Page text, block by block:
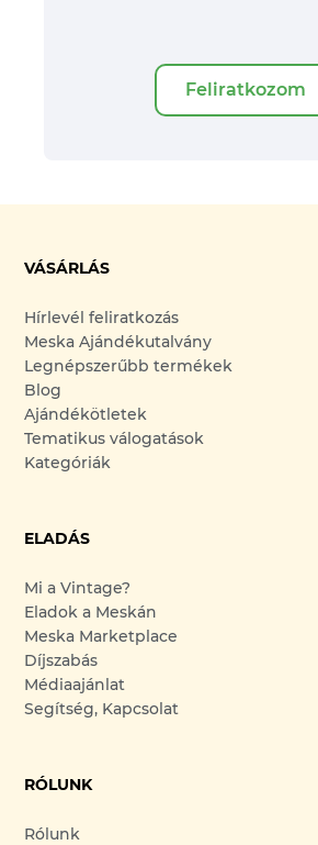
Feliratkozom
VÁSÁRLÁS
Hírlevél feliratkozás
Meska Ajándékutalvány
Legnépszerűbb termékek
Blog
Ajándékötletek
Tematikus válogatások
Kategóriák
ELADÁS
Mi a Vintage?
Eladok a Meskán
Meska Marketplace
Díjszabás
Médiaajánlat
Segítség, Kapcsolat
RÓLUNK
Rólunk